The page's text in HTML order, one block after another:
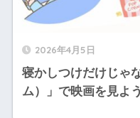
2026年4月5日
寝かしつけだけじゃ
ム）」で映画を見よう